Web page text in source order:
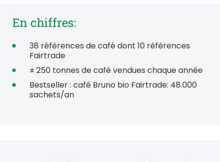
En chiffres:
38 références de café dont 10 références
Fairtrade
± 250 tonnes de café vendues chaque année
Bestseller : café Bruno bio Fairtrade: 48.000
sachets/an